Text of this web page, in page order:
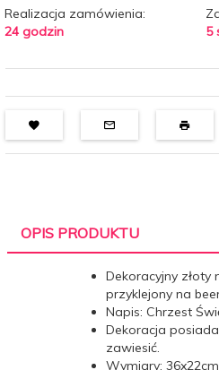
Realizacja zamówienia:
24 godzin
5
OPIS PRODUKTU
Dekoracyjny złoty
przyklejony na
Napis: Chrzest
Dekoracja
zawiesić.
Wymiary: